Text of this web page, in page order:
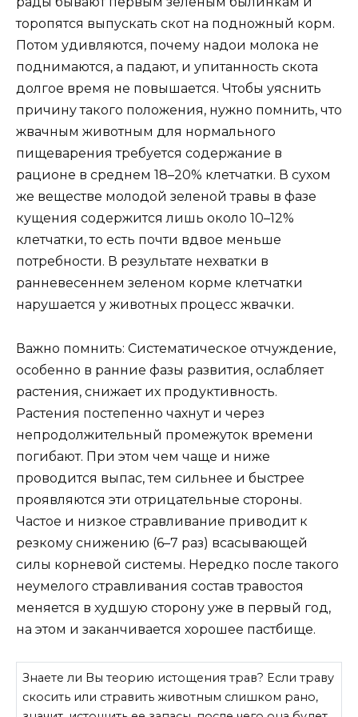
торопятся выпускать скот на подножный корм.
Потом удивляются, почему надои молока не
поднимаются, а падают, и упитанность скота
долгое время не повышается. Чтобы уяснить
причину такого положения, нужно помнить, что
жвачным животным для нормального
пищеварения требуется содержание в
рационе в среднем 18–20% клетчатки. В сухом
же веществе молодой зеленой травы в фазе
кущения содержится лишь около 10–12%
клетчатки, то есть почти вдвое меньше
потребности. В результате нехватки в
ранневесеннем зеленом корме клетчатки
нарушается у животных процесс жвачки.
Важно помнить: Систематическое отчуждение,
особенно в ранние фазы развития, ослабляет
растения, снижает их продуктивность.
Растения постепенно чахнут и через
непродолжительный промежуток времени
погибают. При этом чем чаще и ниже
проводится выпас, тем сильнее и быстрее
проявляются эти отрицательные стороны.
Частое и низкое стравливание приводит к
резкому снижению (6–7 раз) всасывающей
силы корневой системы. Нередко после такого
неумелого стравливания состав травостоя
меняется в худшую сторону уже в первый год,
на этом и заканчивается хорошее пастбище.
Знаете ли Вы теорию истощения трав? Если траву
скосить или стравить животным слишком рано,